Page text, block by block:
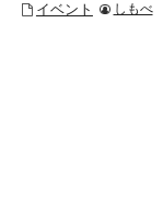
イベント しもべ